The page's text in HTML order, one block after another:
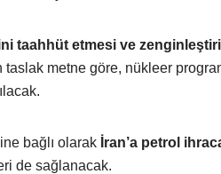
taahhüt etmesi ve
taslak metne göre, nükleer
bağlı olarak İran’a petrol
de sağlanacak.